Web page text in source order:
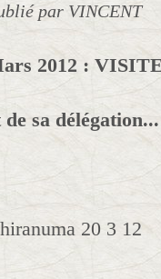
par VINCENT
2012 :
de sa délégation...